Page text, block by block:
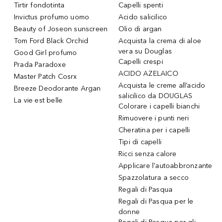
Tirtir fondotinta
Invictus profumo uomo
Beauty of Joseon sunscreen
Tom Ford Black Orchid
Good Girl profumo
Prada Paradoxe
Master Patch Cosrx
Breeze Deodorante Argan
La vie est belle
Capelli spenti
Acido salicilico
Olio di argan
Acquista la crema di aloe
vera su Douglas
Capelli crespi
ACIDO AZELAICO
Acquista le creme all’acido
salicilico da DOUGLAS
Colorare i capelli bianchi
Rimuovere i punti neri
Cheratina per i capelli
Tipi di capelli
Ricci senza calore
Applicare l'autoabbronzante
Spazzolatura a secco
Regali di Pasqua
Regali di Pasqua per le
donne